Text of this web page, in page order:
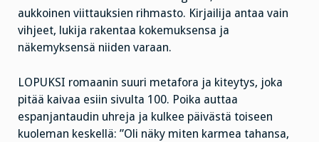
aukkoinen viittauksien rihmasto. Kirjailija antaa vain
vihjeet, lukija rakentaa kokemuksensa ja
näkemyksensä niiden varaan.
LOPUKSI romaanin suuri metafora ja kiteytys, joka
pitää kaivaa esiin sivulta 100. Poika auttaa
espanjantaudin uhreja ja kulkee päivästä toiseen
kuoleman keskellä: ”Oli näky miten karmea tahansa,